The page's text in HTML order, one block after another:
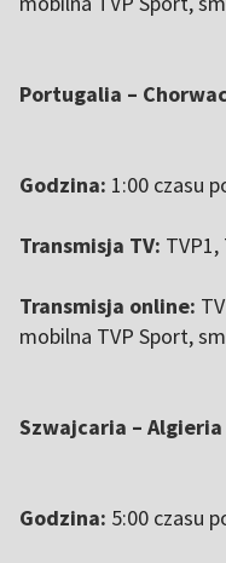
Portugalia –
Godzina: 1:00 czasu
Transmisja TV:
Transmisja online:
mobilna TVP Sport,
Szwajcaria – Algieria
Godzina: 5:00 czasu